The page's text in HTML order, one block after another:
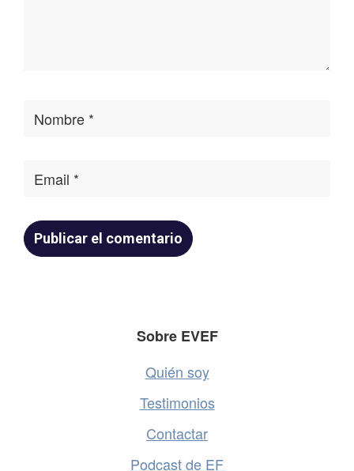
Sobre EVEF
Quién soy
Testimonios
Contactar
Podcast de EF